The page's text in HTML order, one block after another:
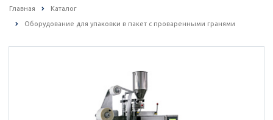
Главная Каталог
Оборудование для упаковки в пакет с проваренными гранями